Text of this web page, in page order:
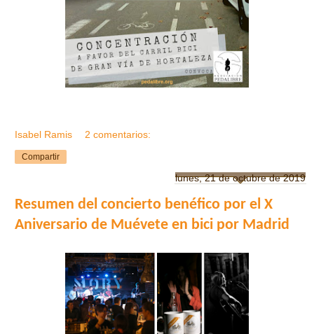
Isabel Ramis 2 comentarios:
Compartir
lunes, 21 de octubre de 2019
Resumen del concierto benéfico por el X
Aniversario de Muévete en bici por Madrid